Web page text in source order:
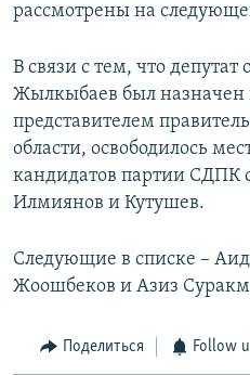
рассмотрены на
В связи с тем, что
Жылкыбаев был
представителем
области, освободилось
кандидатов партии
Илмиянов и Кутушев.
Следующие в списке –
Жоошбеков и Азиз
Поделиться Follow